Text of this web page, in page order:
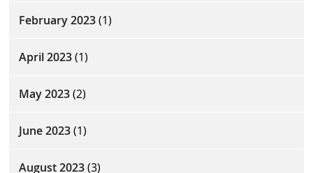
February 2023(1)
April 2023(1)
May 2023(2)
June 2023(1)
August 2023(3)